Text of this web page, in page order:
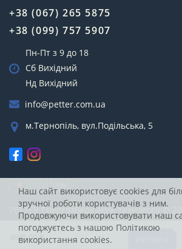
4690.00 ₴
+38 (067) 265 5875
+38 (099) 757 5907
Пн-Пт з 9 до 18
Сб Вихідний
Нд Вихідний
info@petter.com.ua
м.Тернопіль, вул.Подільська, 5
PETTERЕнергозберігаючі технології ©
Наш сайт використовує cookies для
зручної роботи користувачів з ним.
Продовжуючи використовувати наш
погоджуєтесь з нашою Політикою
використання cookies.